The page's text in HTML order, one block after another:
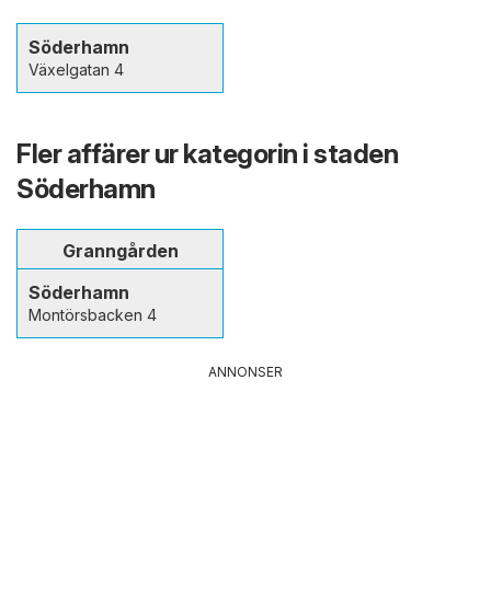
Söderhamn
Växelgatan 4
Fler affärer ur kategorin i staden
Söderhamn
Granngården
Söderhamn
Montörsbacken 4
ANNONSER